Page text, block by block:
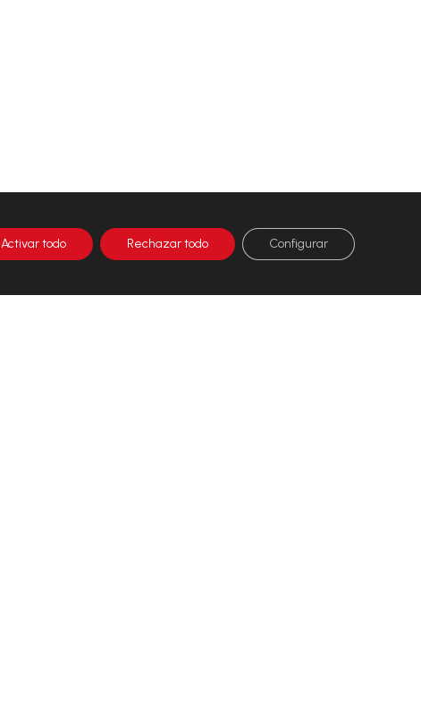
Activar todo Rechazar todo Configurar